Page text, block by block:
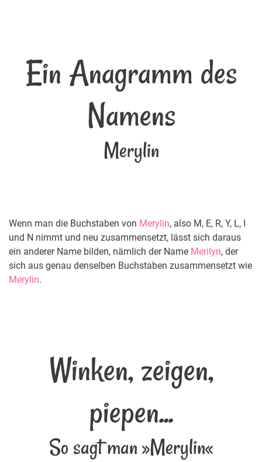
Ein Anagramm des
Namens
Merylin
Wenn man die Buchstaben von Merylin, also M, E, R, Y, L, I
und N nimmt und neu zusammensetzt, lässt sich daraus
ein anderer Name bilden, nämlich der Name Merilyn, der
sich aus genau denselben Buchstaben zusammensetzt wie
Merylin.
Winken, zeigen,
piepen...
So sagt man »Merylin«